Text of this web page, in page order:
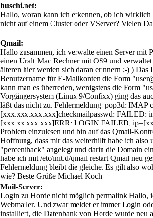
huschi.net:
Hallo, woran kann ich erkennen, ob ich wirklich
nicht auf einem Cluster oder VServer? Vielen
Qmail:
Hallo zusammen, ich verwalte einen Server mit
einen Uralt-Mac-Rechner mit OS9 und
älteren hier werden sich daran erinnern ;-) ) Das
Benutzername für E-Mailkonten die Form
kann man es überreden, wenigstens die Form
Vorgängersystem (Linux 9/Confixx) ging das
läßt das nicht zu. Fehlermeldung: pop3d: IMAP
[xxx.xxx.xxx.xxx]checkmailpasswd: FAILED:
[xxx.xx.xxx.xxx]ERR: LOGIN FAILED,
Problem einzulesen und bin auf das Qmail-
Hoffnung, dass mir das weiterhilft habe ich also
"percenthack" angelegt und darin die Domain
habe ich mit /etc/init.d/qmail restart Qmail neu
Fehlermeldung bleibt die gleiche. Es gilt also
wie? Beste Grüße Michael Koch
Mail-Server:
Login zu Horde nicht möglich permalink Hallo,
Webmailer. Und zwar meldet er immer Login
installiert, die Datenbank von Horde wurde neu